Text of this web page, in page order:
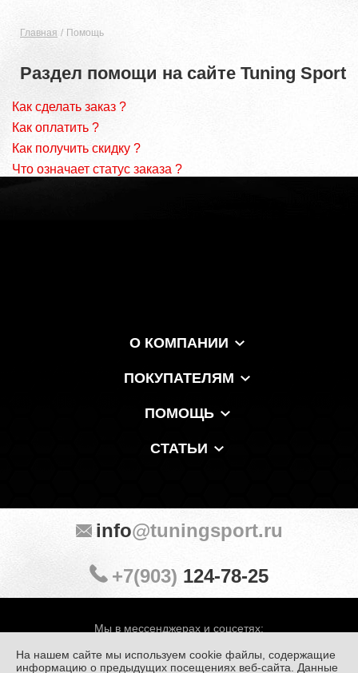
Главная Помощь
Раздел помощи на сайте Tuning Sport
Как сделать заказ ?
Как оплатить ?
Как получить скидку ?
Что означает статус заказа ?
О КОМПАНИИ
ПОКУПАТЕЛЯМ
ПОМОЩЬ
СТАТЬИ
Мы в мессенджерах и соцсетях:
info@tuningsport.ru
+7(903) 124-78-25
На нашем сайте мы используем cookie файлы, содержащие
информацию о предыдущих посещениях веб-сайта. Данные